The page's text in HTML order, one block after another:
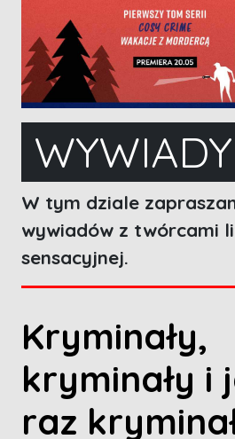
WYWIADY
W tym dziale
wywiadów z twórcami
sensacyjnej.
Kryminały,
kryminały i
raz